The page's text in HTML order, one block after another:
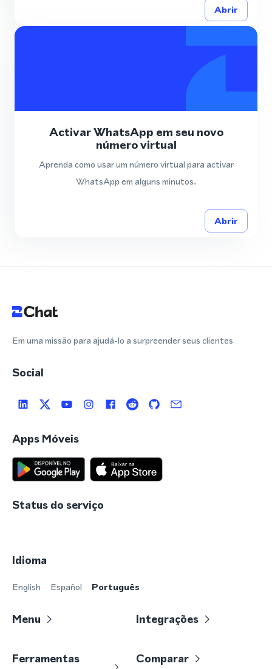
Abrir
Activar WhatsApp em seu novo
número virtual
Aprenda como usar um número virtual para activar
WhatsApp em alguns minutos.
Abrir
Em uma missão para ajudá-lo a surpreender seus clientes
Social
Apps Móveis
Status do serviço
Idioma
English Español Português
Menu Integrações
Ferramentas
Comparar